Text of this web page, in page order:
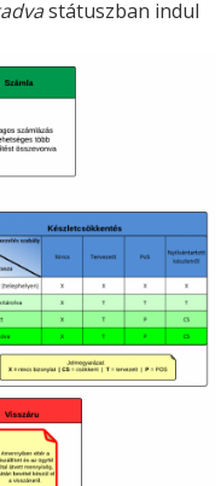
státuszban indul